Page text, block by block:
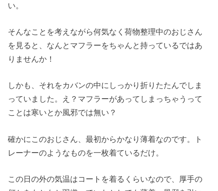
い。
そんなことを考えながら何気なく荷物整理中のおじさん
を見ると、なんとマフラーをちゃんと持っているではあ
りませんか！
しかも、それをカバンの中にしっかり折りたたんでしま
っていました。え？マフラーがあってしまっちゃうって
ことは寒いとか風邪では無い？
確かにこのおじさん、最初からかなり薄着なのです。ト
レーナーのようなものを一枚着ているだけ。
この日の外の気温はコートを着るくらいなので、厚手の